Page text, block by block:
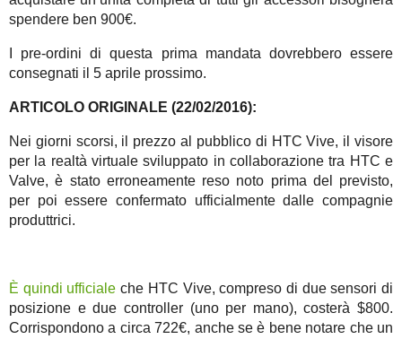
spendere ben 900€.
I pre-ordini di questa prima mandata dovrebbero essere
consegnati il 5 aprile prossimo.
ARTICOLO ORIGINALE (22/02/2016):
Nei giorni scorsi, il prezzo al pubblico di HTC Vive, il visore
per la realtà virtuale sviluppato in collaborazione tra HTC e
Valve, è stato erroneamente reso noto prima del previsto,
per poi essere confermato ufficialmente dalle compagnie
produttrici.
È quindi ufficiale che HTC Vive, compreso di due sensori di
posizione e due controller (uno per mano), costerà $800.
Corrispondono a circa 722€, anche se è bene notare che un